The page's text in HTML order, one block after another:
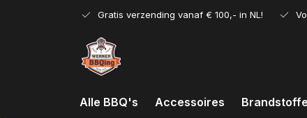
Gratis verzending vanaf € 100,- in NL!
Alle BBQ's Accessoires